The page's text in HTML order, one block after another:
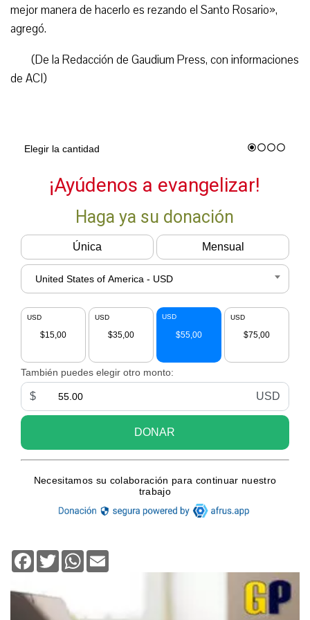
mejor manera de hacerlo es rezando el Santo Rosario»,
agregó.
(De la Redacción de Gaudium Press, con informaciones
de ACI)
Facebook
TwitterWhatsApp